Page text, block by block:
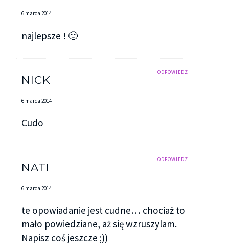
6 marca 2014
najlepsze ! 🙂
ODPOWIEDZ
NICK
6 marca 2014
Cudo
ODPOWIEDZ
NATI
6 marca 2014
te opowiadanie jest cudne… chociaż to
mało powiedziane, aż się wzruszylam.
Napisz coś jeszcze ;))